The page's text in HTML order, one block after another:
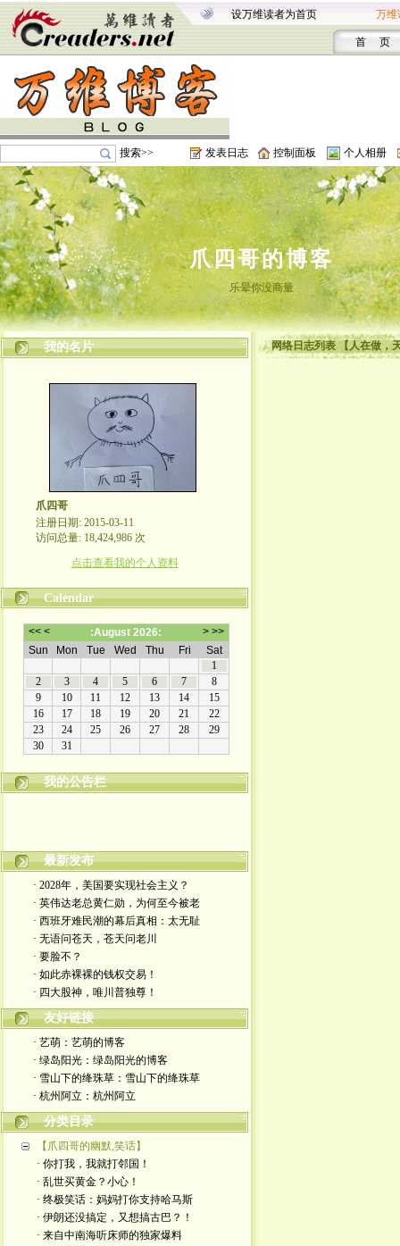
设万维读者为首页 万维
首 页
搜索>> 发表日志 控制面板 个人相册
爪四哥的博客
乐晕你没商量
我的名片
爪四哥
注册日期: 2015-03-11
访问总量: 18,424,986 次
点击查看我的个人资料
Calendar
我的公告栏
嬉笑怒骂皆文章，酸甜苦辣铸人生
最新发布
· 2028年，美国要实现社会主义？
· 英伟达老总黄仁勋，为何至今被老
· 西班牙难民潮的幕后真相：太无耻
· 无语问苍天，苍天问老川
· 要脸不？
· 如此赤裸裸的钱权交易！
· 四大股神，唯川普独尊！
友好链接
· 艺萌：艺萌的博客
· 绿岛阳光：绿岛阳光的博客
· 雪山下的绛珠草：雪山下的绛珠草
· 杭州阿立：杭州阿立
分类目录
【爪四哥的幽默,笑话】
· 你打我，我就打邻国！
· 乱世买黄金？小心！
· 终极笑话：妈妈打你支持哈马斯
· 伊朗还没搞定，又想搞古巴？！
· 来自中南海听床师的独家爆料
网络日志列表 【人在做，